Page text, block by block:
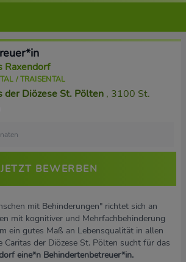
Raxendorf
/ TRAISENTAL
der Diözese St. Pölten , 3100 St.
JETZT BEWERBEN
mit Behinderungen" richtet sich an
mit kognitiver und Mehrfachbehinderung
ein gutes Maß an Lebensqualität in allen
Caritas der Diözese St. Pölten sucht für das
eine*n Behindertenbetreuer*in.